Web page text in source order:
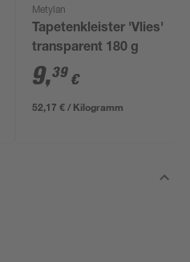
Metylan
Tapetenkleister 'Vlies'
transparent 180 g
9,39 €
52,17 € / Kilogramm